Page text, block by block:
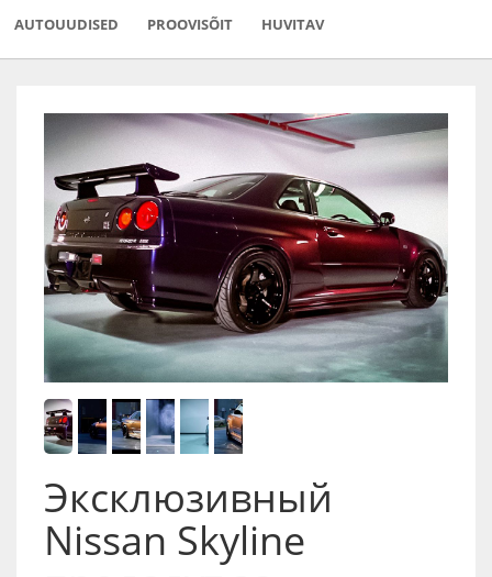
AUTOUUDISED PROOVISÕIT HUVITAV
Эксклюзивный
Nissan Skyline